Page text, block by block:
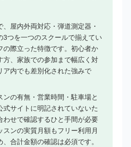
、屋内外両対応・弾道測定器・
3つを一つのスクールで揃えてい
の際立った特徴です。初心者か
方、家族での参加まで幅広く対
ア内でも差別化された強みで
ンの有無・営業時間・駐車場と
式サイトに明記されていないた
わせで確認するひと手間が必要
スンの実質月額もフリー利用月
合計金額の確認は必須です。